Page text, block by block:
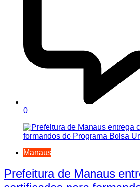
0
Manaus
Prefeitura de Manaus